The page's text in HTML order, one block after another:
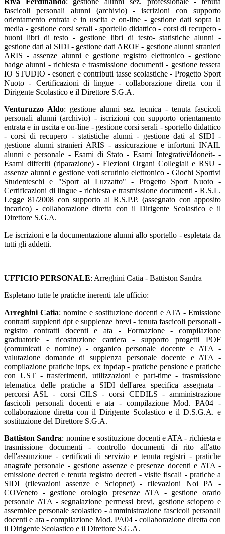
fascicoli personali alunni (archivio) - iscrizioni con supporto
orientamento entrata e in uscita e on-line - gestione dati sopra la
media - gestione corsi serali - sportello didattico - corsi di recupero -
buoni libri di testo - gestione libri di testo- statistiche alunni -
gestione dati al SIDI - gestione dati AROF - gestione alunni stranieri
ARIS - assenze alunni e gestione registro elettronico - gestione
badge alunni - richiesta e trasmissione documenti - gestione tessera
IO STUDIO - esoneri e contributi tasse scolastiche - Progetto Sport
Nuoto - Certificazioni di lingue - collaborazione diretta con il
Dirigente Scolastico e il Direttore S.G.A.
Venturuzzo Aldo: gestione alunni sez. tecnica - tenuta fascicoli
personali alunni (archivio) - iscrizioni con supporto orientamento
entrata e in uscita e on-line - gestione corsi serali - sportello didattico
- corsi di recupero - statistiche alunni - gestione dati al SIDI -
gestione alunni stranieri ARIS - assicurazione e infortuni INAIL
alunni e personale - Esami di Stato - Esami Integrativi/Idoneit- -
Esami differiti (riparazione) - Elezioni Organi Collegiali e RSU -
assenze alunni e gestione voti scrutinio elettronico - Giochi Sportivi
Studenteschi e "Sport al Luzzatto" - Progetto Sport Nuoto -
Certificazioni di lingue - richiesta e trasmissione documenti - R.S.L.
Legge 81/2008 con supporto al R.S.P.P. (assegnato con apposito
incarico) - collaborazione diretta con il Dirigente Scolastico e il
Direttore S.G.A.
Le iscrizioni e la documentazione alunni allo sportello - espletata da
tutti gli addetti.
UFFICIO PERSONALE: Arreghini Catia - Battiston Sandra
Espletano tutte le pratiche inerenti tale ufficio:
Arreghini Catia: nomine e sostituzione docenti e ATA - Emissione
contratti supplenti dpt e supplenze brevi - tenuta fascicoli personali -
registro contratti docenti e ata - Formazione - compilazione
graduatorie - ricostruzione carriera - supporto progetti POF
(comunicati e nomine) - organico personale docente e ATA -
valutazione domande di supplenza personale docente e ATA -
compilazione pratiche inps, ex inpdap - pratiche pensione e pratiche
con UST - trasferimenti, utilizzazioni e part-time - trasmissione
telematica delle pratiche a SIDI dell'area specifica assegnata -
percorsi ASL - corsi CILS - corsi CEDILS - amministrazione
fascicoli personali docenti e ata - compilazione Mod. PA04 -
collaborazione diretta con il Dirigente Scolastico e il D.S.G.A. e
sostituzione del Direttore S.G.A.
Battiston Sandra: nomine e sostituzione docenti e ATA - richiesta e
trasmissione documenti - controllo documenti di rito all'atto
dell'assunzione - certificati di servizio e tenuta registri - pratiche
anagrafe personale - gestione assenze e presenze docenti e ATA -
emissione decreti e tenuta registro decreti - visite fiscali - pratiche a
SIDI (rilevazioni assenze e Sciopnet) - rilevazioni Noi PA -
COVeneto - gestione orologio presenze ATA - gestione orario
personale ATA - segnalazione permessi brevi, gestione sciopero e
assemblee personale scolastico - amministrazione fascicoli personali
docenti e ata - compilazione Mod. PA04 - collaborazione diretta con
il Dirigente Scolastico e il Direttore S.G.A.